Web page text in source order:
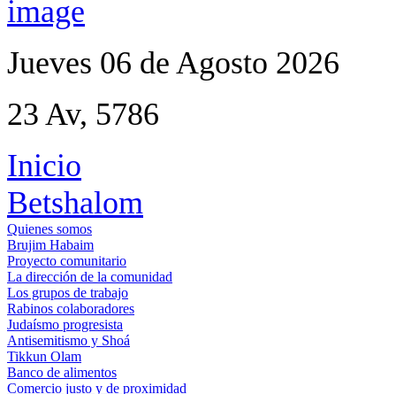
Jueves 06 de Agosto 2026
23 Av, 5786
Inicio
Betshalom
Quienes somos
Brujim Habaim
Proyecto comunitario
La dirección de la comunidad
Los grupos de trabajo
Rabinos colaboradores
Judaísmo progresista
Antisemitismo y Shoá
Tikkun Olam
Banco de alimentos
Comercio justo y de proximidad